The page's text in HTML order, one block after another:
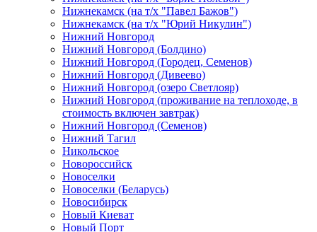
Нижнекамск (на т/х "Павел Бажов")
Нижнекамск (на т/х "Юрий Никулин")
Нижний Новгород
Нижний Новгород (Болдино)
Нижний Новгород (Городец, Семенов)
Нижний Новгород (Дивеево)
Нижний Новгород (озеро Светлояр)
Нижний Новгород (проживание на теплоходе, в
стоимость включен завтрак)
Нижний Новгород (Семенов)
Нижний Тагил
Никольское
Новороссийск
Новоселки
Новоселки (Беларусь)
Новосибирск
Новый Киеват
Новый Порт